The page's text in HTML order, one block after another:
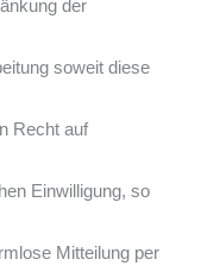
der
soweit diese
Recht auf
Einwilligung, so
Mitteilung per